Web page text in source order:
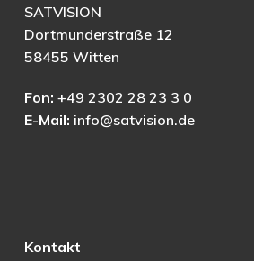
SATVISION
Dortmunderstraße 12
58455 Witten
Fon: +49 2302 28 23 3 0
E-Mail: info@satvision.de
Kontakt